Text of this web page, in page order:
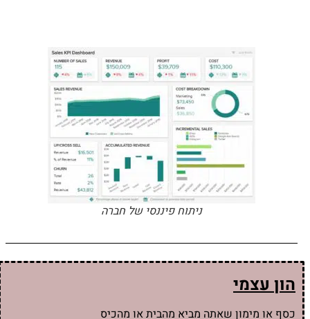
ניתוח פיננסי של חברה
הון עצמי
כסף או מימון שאתה מביא מהבית או מהכיס